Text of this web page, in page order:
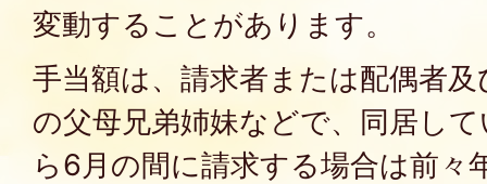
変動することがあります。
手当額は、請求者または配偶者
の父母兄弟姉妹などで、同居し
ら6月の間に請求する場合は前々